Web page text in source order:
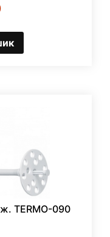
TERMO-090